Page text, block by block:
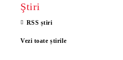
Ştiri
RSS știri
Vezi toate știrile